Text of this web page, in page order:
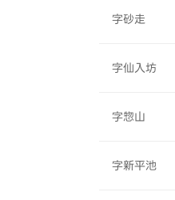
字砂走
字仙入坊
字惣山
字新平池